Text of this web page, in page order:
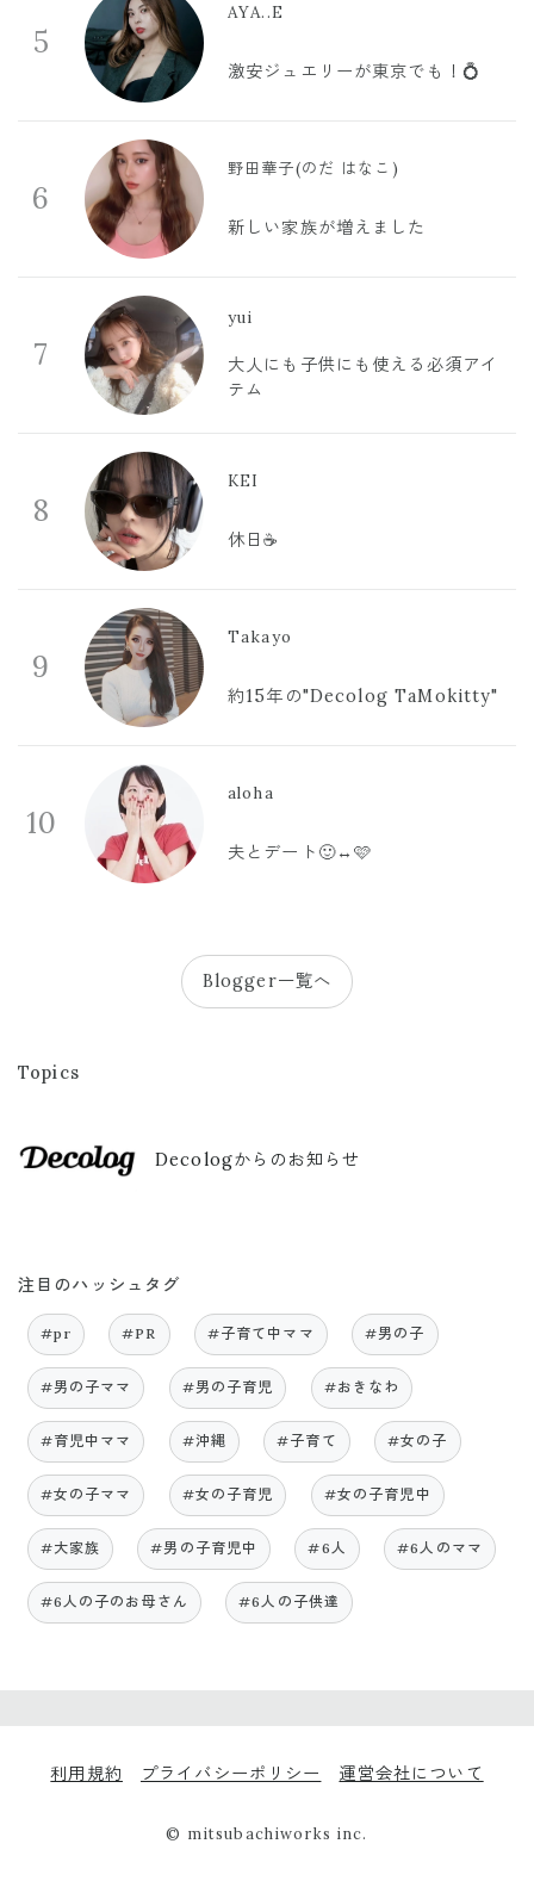
5
AYA..E
激安ジュエリーが東京でも！💍
6
野田華子(のだ はなこ)
新しい家族が増えました
7
yui
大人にも子供にも使える必須アイ
テム
8
KEI
休日☕️
9
Takayo
約15年の"Decolog TaMokitty"
10
aloha
夫とデート🙂‍↔️🩷
Blogger一覧へ
Topics
Decologからのお知らせ
注目のハッシュタグ
#pr #PR #子育て中ママ #男の子
#男の子ママ #男の子育児 #おきなわ
#育児中ママ #沖縄 #子育て #女の子
#女の子ママ #女の子育児 #女の子育児中
#大家族 #男の子育児中 #6人 #6人のママ
#6人の子のお母さん #6人の子供達
利用規約 プライバシーポリシー 運営会社について
© mitsubachiworks inc.